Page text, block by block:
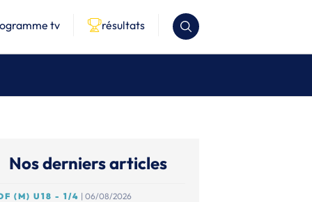
tv résultats
Nos derniers articles
(M) U18 - 1/4 | 06/08/2026